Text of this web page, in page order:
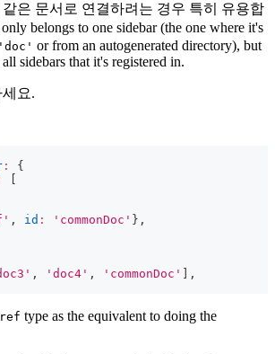
은 문서로 연결하려는 경우 특히 유용합
belongs to one sidebar (the one where it's
or from an autogenerated directory), but
sidebars that it's registered in.
요.
:
{
, id : 'commonDoc' } ,
, 'doc4' , 'commonDoc'
,
ref type as the equivalent to doing the